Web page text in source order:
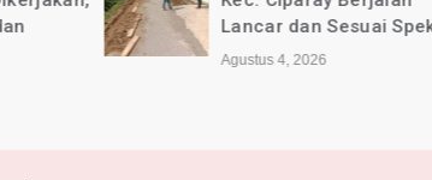
dan Sesuai Spek
tahun